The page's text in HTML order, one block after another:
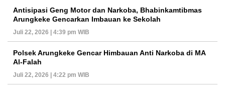
Antisipasi Geng Motor dan Narkoba, Bhabinkamtibmas
Arungkeke Gencarkan Imbauan ke Sekolah
Juli 22, 2026 | 4:39 pm WIB
Polsek Arungkeke Gencar Himbauan Anti Narkoba di MA
Al-Falah
Juli 22, 2026 | 4:22 pm WIB